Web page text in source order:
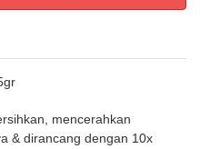
mencerahkan
& dirancang dengan 10x